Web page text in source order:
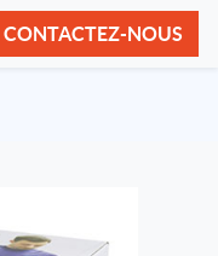
CONTACTEZ-NOUS